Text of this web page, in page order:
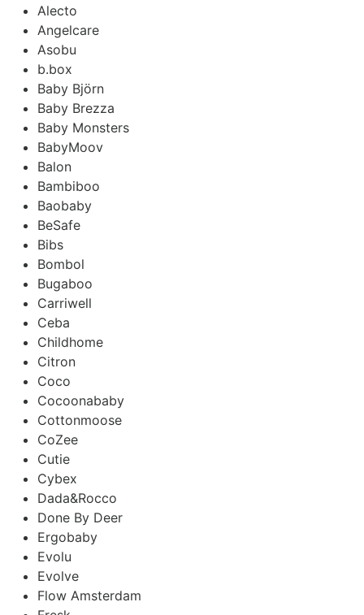
Alecto
Angelcare
Asobu
b.box
Baby Björn
Baby Brezza
Baby Monsters
BabyMoov
Balon
Bambiboo
Baobaby
BeSafe
Bibs
Bombol
Bugaboo
Carriwell
Ceba
Childhome
Citron
Coco
Cocoonababy
Cottonmoose
CoZee
Cutie
Cybex
Dada&Rocco
Done By Deer
Ergobaby
Evolu
Evolve
Flow Amsterdam